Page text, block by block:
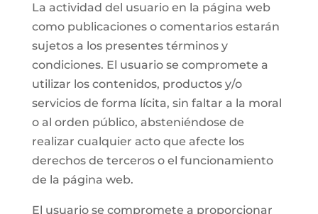
La actividad del usuario en la página web
como publicaciones o comentarios estarán
sujetos a los presentes términos y
condiciones. El usuario se compromete a
utilizar los contenidos, productos y/o
servicios de forma lícita, sin faltar a la moral
o al orden público, absteniéndose de
realizar cualquier acto que afecte los
derechos de terceros o el funcionamiento
de la página web.
El usuario se compromete a proporcionar